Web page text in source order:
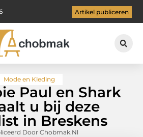
Artikel publiceren
Mode en Kleding
Paul en Shark
u bij deze
in Breskens
Door Chobmak.nl